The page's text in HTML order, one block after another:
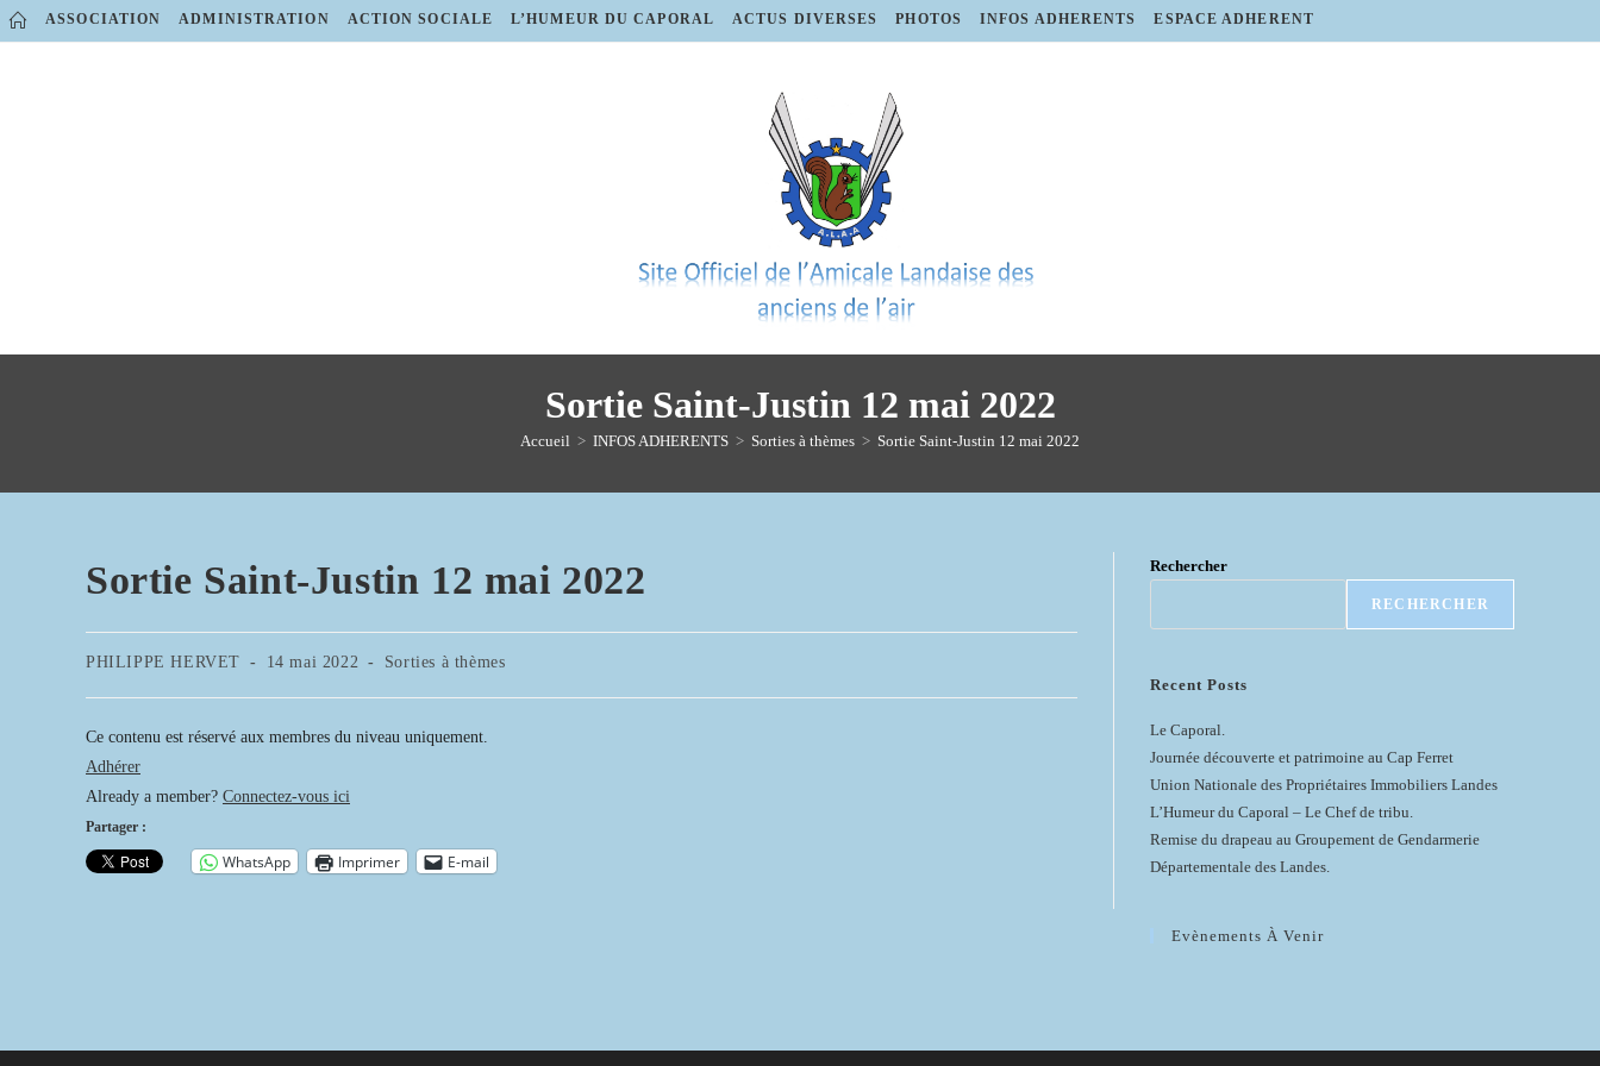
Skip
to
ASSOCIATION ADMINISTRATION ACTION SOCIALE L’HUMEUR DU CAPORAL ACTUS DIVERSES PHOTOS INFOS ADHERENTS ESPACE ADHERENT
Sortie Saint-Justin 12 mai 2022
Accueil > INFOS ADHERENTS > Sorties à thèmes > Sortie Saint-Justin 12 mai 2022
Sortie Saint-Justin 12 mai 2022
Auteur/autrice
publication :
PHILIPPE HERVET
Publication
14 mai 2022
Post
Sorties à thèmes
Ce contenu est réservé aux membres du niveau uniquement.
Adhérer
Already a member? Connectez-vous ici
Partager :
WhatsApp Imprimer E-mail
Rechercher
RECHERCHER
Recent Posts
Le Caporal.
Journée découverte et patrimoine au Cap Ferret
Union Nationale des Propriétaires Immobiliers Landes
L’Humeur du Caporal – Le Chef de tribu.
Remise du drapeau au Groupement de Gendarmerie
Départementale des Landes.
Evènements À Venir